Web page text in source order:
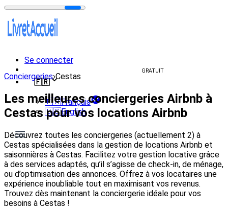
Se connecter
GRATUIT
🇫🇷
🇫🇷Français
🇺🇸English
Conciergeries›Cestas
Les meilleures conciergeries Airbnb à
Cestas pour vos locations Airbnb
Découvrez toutes les conciergeries (actuellement 2) à
Cestas spécialisées dans la gestion de locations Airbnb et
saisonnières à Cestas. Facilitez votre gestion locative grâce
à des services adaptés, qu’il s’agisse de check-in, de ménage,
ou d’optimisation des annonces. Offrez à vos locataires une
expérience inoubliable tout en maximisant vos revenus.
Trouvez dès maintenant la conciergerie idéale pour vos
besoins à Cestas !